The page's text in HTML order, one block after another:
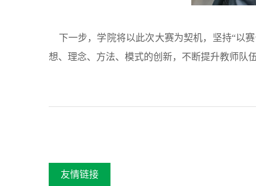
下一步，学院将以此次大赛为契机，坚持“以
想、理念、方法、模式的创新，不断提升教师队
友情链接